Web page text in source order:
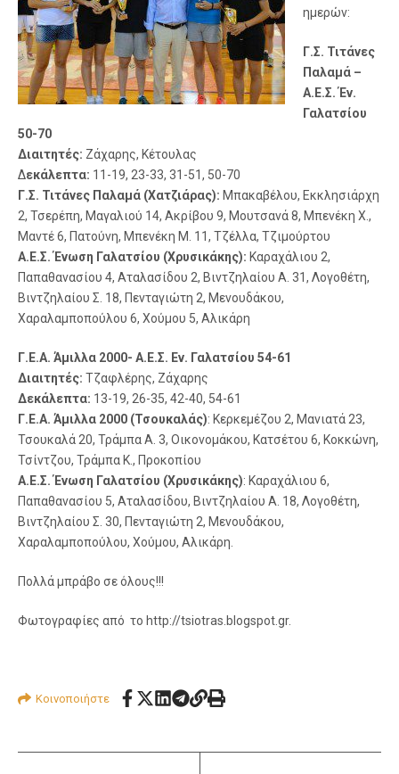
ημερών:
Γ.Σ. Τιτάνες
Παλαμά –
Α.Ε.Σ. Έν.
Γαλατσίου
50-70
Διαιτητές: Ζάχαρης, Κέτουλας
Δεκάλεπτα: 11-19, 23-33, 31-51, 50-70
Γ.Σ. Τιτάνες Παλαμά (Χατζιάρας): Μπακαβέλου, Εκκλησιάρχη
2, Τσερέπη, Μαγαλιού 14, Ακρίβου 9, Μουτσανά 8, Μπενέκη Χ.,
Μαντέ 6, Πατούνη, Μπενέκη Μ. 11, Τζέλλα, Τζιμούρτου
Α.Ε.Σ. Ένωση Γαλατσίου (Χρυσικάκης): Καραχάλιου 2,
Παπαθανασίου 4, Αταλασίδου 2, Βιντζηλαίου Α. 31, Λογοθέτη,
Βιντζηλαίου Σ. 18, Πενταγιώτη 2, Μενουδάκου,
Χαραλαμποπούλου 6, Χούμου 5, Αλικάρη
Γ.Ε.Α. Άμιλλα 2000- Α.Ε.Σ. Εν. Γαλατσίου 54-61
Διαιτητές: Τζαφλέρης, Ζάχαρης
Δεκάλεπτα: 13-19, 26-35, 42-40, 54-61
Γ.Ε.Α. Άμιλλα 2000 (Τσουκαλάς): Κερκεμέζου 2, Μανιατά 23,
Τσουκαλά 20, Τράμπα Α. 3, Οικονομάκου, Κατσέτου 6, Κοκκώνη,
Τσίντζου, Τράμπα Κ., Προκοπίου
Α.Ε.Σ. Ένωση Γαλατσίου (Χρυσικάκης): Καραχάλιου 6,
Παπαθανασίου 5, Αταλασίδου, Βιντζηλαίου Α. 18, Λογοθέτη,
Βιντζηλαίου Σ. 30, Πενταγιώτη 2, Μενουδάκου,
Χαραλαμποπούλου, Χούμου, Αλικάρη.
Πολλά μπράβο σε όλους!!!
Φωτογραφίες από το http://tsiotras.blogspot.gr.
Κοινοποιήστε